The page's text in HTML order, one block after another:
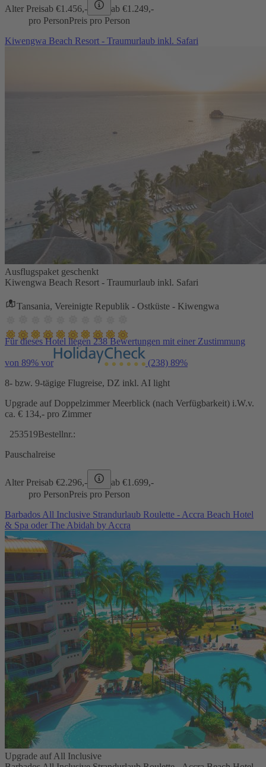
Alter Preisab €1.456,- ab €1.249,-
pro PersonPreis pro Person
Kiwengwa Beach Resort - Traumurlaub inkl. Safari
Ausflugspaket geschenkt
Kiwengwa Beach Resort - Traumurlaub inkl. Safari
Tansania, Vereinigte Republik - Ostküste - Kiwengwa
Für dieses Hotel liegen 238 Bewertungen mit einer Zustimmung
von 89% vor (238) 89%
8- bzw. 9-tägige Flugreise, DZ inkl. AI light
Upgrade auf Doppelzimmer Meerblick (nach Verfügbarkeit) i.W.v.
ca. € 134,- pro Zimmer
253519Bestellnr.:
Pauschalreise
Alter Preisab €2.296,- ab €1.699,-
pro PersonPreis pro Person
Barbados All Inclusive Strandurlaub Roulette - Accra Beach Hotel
& Spa oder The Abidah by Accra
Upgrade auf All Inclusive